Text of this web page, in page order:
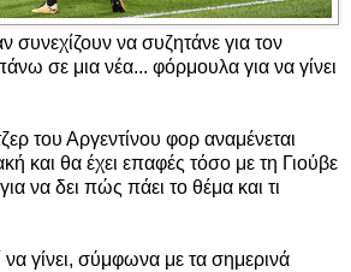
συνεχίζουν να συζητάνε για τον
σε μια νέα... φόρμουλα για να γίνει
του Αργεντίνου φορ αναμένεται
και θα έχει επαφές τόσο με τη Γιούβε
να δει πώς πάει το θέμα και τι
γίνει, σύμφωνα με τα σημερινά